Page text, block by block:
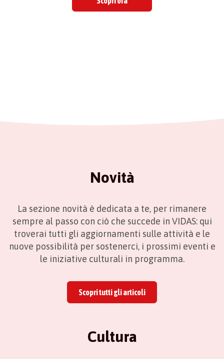
Novità
La sezione novità è dedicata a te, per rimanere
sempre al passo con ciò che succede in VIDAS: qui
troverai tutti gli aggiornamenti sulle attività e le
nuove possibilità per sostenerci, i prossimi eventi e
le iniziative culturali in programma.
Scopri tutti gli articoli
Cultura